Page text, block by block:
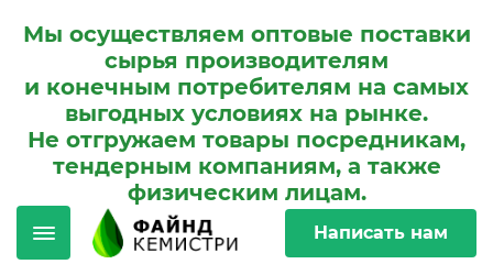
Мы осуществляем оптовые поставки
сырья производителям
и конечным потребителям на самых
выгодных условиях на рынке.
Не отгружаем товары посредникам,
тендерным компаниям, а также
физическим лицам.
Написать нам